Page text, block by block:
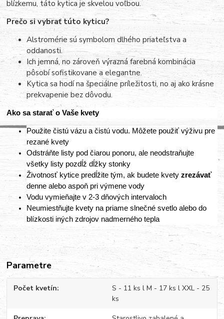
blízkemu, táto kytica je skvelou voľbou.
Prečo si vybrať túto kyticu?
Alstromérie sú symbolom dlhého priateľstva a
oddanosti.
Ich jemná, no zároveň výrazná farebná kombinácia
pôsobí sofistikovane a elegantne.
Kytica sa hodí na špeciálne príležitosti, no aj ako krásne
prekvapenie bez dôvodu.
Ako sa starať o Vaše kvety
Použite čistú vázu a čistú vodu. Môžete použiť výživu pre
rezané kvety
Odstráňte listy pod čiarou ponoru, ale neodstraňujte
všetky listy pozdĺž dĺžky stonky
Životnosť kytice predĺžite tým, ak budete kvetyzrezávať
denne alebo aspoň pri výmene vody
Vodu vymieňajte v 2-3 dňových intervaloch
Neumiestňujte kvety na priame slnečné svetlo alebo do
blízkosti iných zdrojov nadmerného tepla
Parametre
Počet kvetín
S - 11 ks l M - 17 ks l XXL - 25
ks